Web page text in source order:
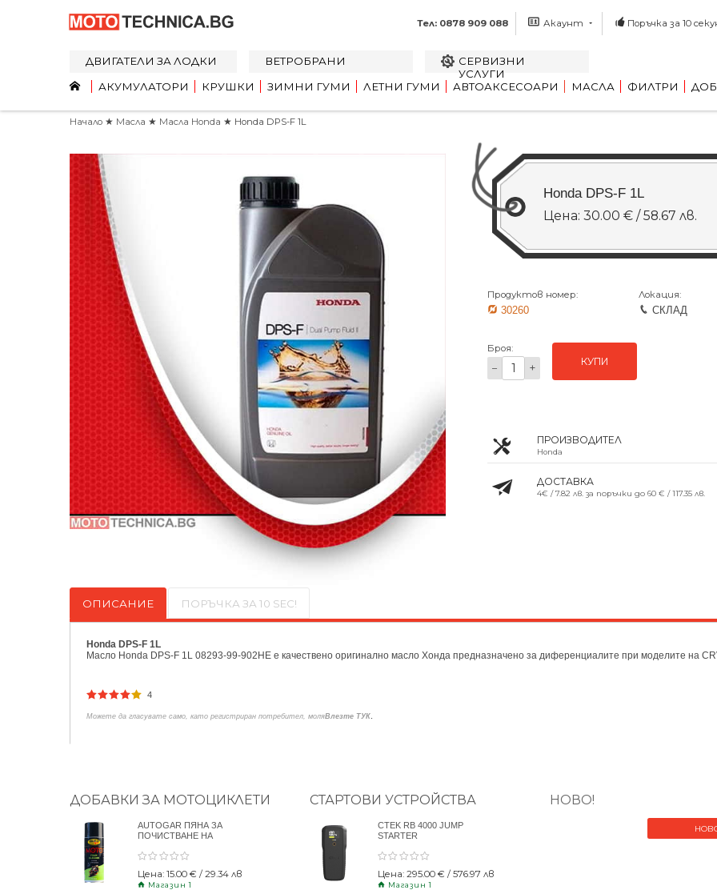
Тел: 0878 909 088 Акаунт Поръчка за 10
ДВИГАТЕЛИ ЗА ЛОДКИ ВЕТРОБРАНИ
СЕРВИЗНИ
УСЛУГИ
АКУМУЛАТОРИ
КРУШКИ ЗИМНИ ГУМИ ЛЕТНИ ГУМИ АВТОАКСЕСОАРИ МАСЛА ФИЛТРИ
Начало ★ Масла ★ Масла Honda ★ Honda DPS-F 1L
Honda DPS-F 1L
Цена: 30.00 € / 58.67 лв.
Продуктов номер:
30260
Локация:
СКЛАД
Броя:
− + КУПИ
ПРОИЗВОДИТЕЛ
Honda
ДОСТАВКА
4€ / 7.82 лв. за поръчки до 60 € / 117.35 лв.
ОПИСАНИЕ ПОРЪЧКА ЗА 10 SEC!
Honda DPS-F 1L
Масло Honda DPS-F 1L 08293-99-902HE е качествено оригинално масло Хонда предназначено за диференциалите при моделите на
4
Можете да гласувате само, като регистриран потребител, моляВлезте ТУК
ДОБАВКИ ЗА МОТОЦИКЛЕТИ
AUTOGAR ПЯНА ЗА
ПОЧИСТВАНЕ НА
Цена: 15.00 € / 29.34 лв
Магазин 1
СТАРТОВИ УСТРОЙСТВА
CTEK RB 4000 JUMP
STARTER
Цена: 295.00 € / 576.97 лв
Магазин 1
НОВО!